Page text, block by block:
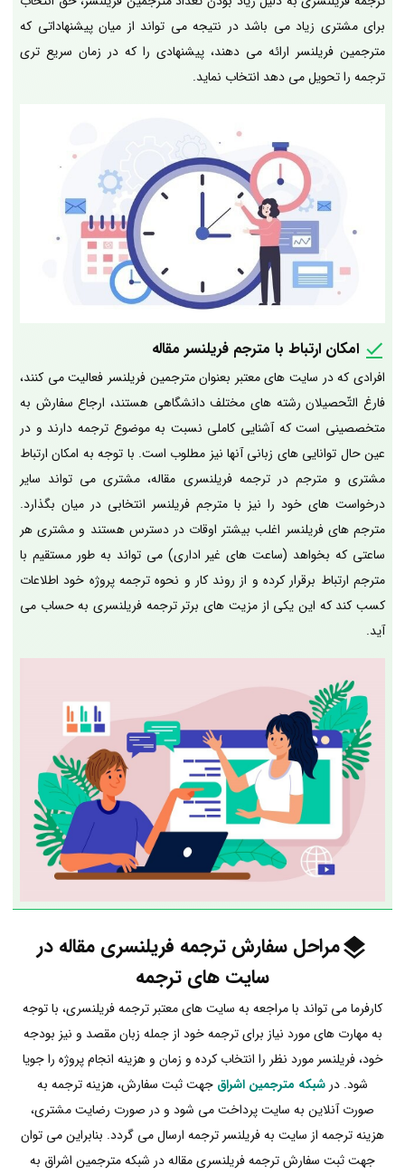
برای مشتری زیاد می باشد در نتیجه می تواند از میان پیشنهاداتی که
مترجمین فریلنسر ارائه می دهند، پیشنهادی را که در زمان سریع تری
ترجمه را تحویل می دهد انتخاب نماید.
امکان ارتباط با مترجم فریلنسر مقاله
افرادی که در سایت های معتبر بعنوان مترجمین فریلنسر فعالیت می کنند،
فارغ التّحصیلان رشته های مختلف دانشگاهی هستند، ارجاع سفارش به
متخصصینی است که آشنایی کاملی نسبت به موضوع ترجمه دارند و در
عین حال توانایی های زبانی آنها نیز مطلوب است. با توجه به امکان ارتباط
مشتری و مترجم در ترجمه فریلنسری مقاله، مشتری می تواند سایر
درخواست های خود را نیز با مترجم فریلنسر انتخابی در میان بگذارد.
مترجم های فریلنسر اغلب بیشتر اوقات در دسترس هستند و مشتری هر
ساعتی که بخواهد (ساعت های غیر اداری) می تواند به طور مستقیم با
مترجم ارتباط برقرار کرده و از روند کار و نحوه ترجمه پروژه خود اطلاعات
کسب کند که این یکی از مزیت های برتر ترجمه فریلنسری به حساب می
آید.
مراحل سفارش ترجمه فریلنسری مقاله در
سایت های ترجمه
کارفرما می تواند با مراجعه به سایت های معتبر ترجمه فریلنسری، با توجه
به مهارت های مورد نیاز برای ترجمه خود از جمله زبان مقصد و نیز بودجه
خود، فریلنسر مورد نظر را انتخاب کرده و زمان و هزینه انجام پروژه را جویا
شود. در شبکه مترجمین اشراق جهت ثبت سفارش، هزینه ترجمه به
صورت آنلاین به سایت پرداخت می شود و در صورت رضایت مشتری،
هزینه ترجمه از سایت به فریلنسر ترجمه ارسال می گردد. بنابراین می توان
جهت ثبت سفارش ترجمه فریلنسری مقاله در شبکه مترجمین اشراق به